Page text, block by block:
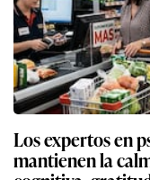
Los expertos en
mantienen la